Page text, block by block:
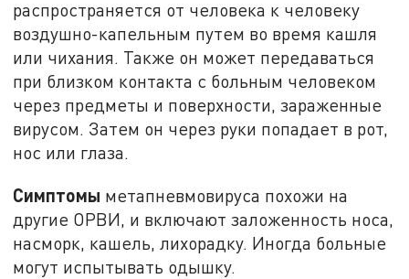
распространяется от человека к человеку
воздушно-капельным путем во время кашля
или чихания. Также он может передаваться
при близком контакта с больным человеком
через предметы и поверхности, зараженные
вирусом. Затем он через руки попадает в рот,
нос или глаза.
Симптомы метапневмовируса похожи на
другие ОРВИ, и включают заложенность носа,
насморк, кашель, лихорадку. Иногда больные
могут испытывать одышку.